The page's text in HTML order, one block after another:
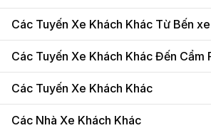
Các Tuyến Xe Khách Khác Từ Bến
Các Tuyến Xe Khách Khác Đến Cẩm
Các Tuyến Xe Khách Khác
Các Nhà Xe Khách Khác